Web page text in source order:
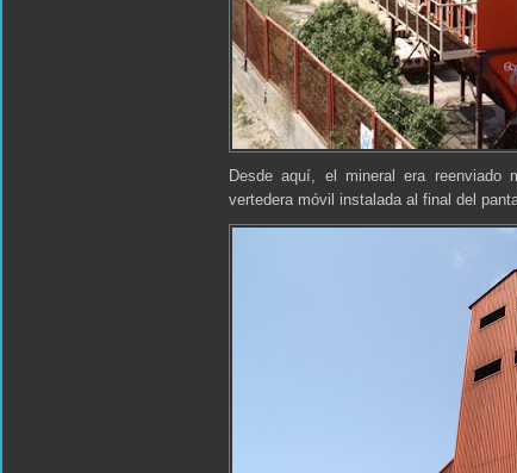
Desde aquí, el mineral era reenviado
vertedera móvil instalada al final del